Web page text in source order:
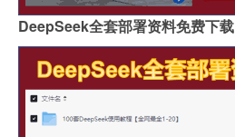
DeepSeek全套部署资料免费下载